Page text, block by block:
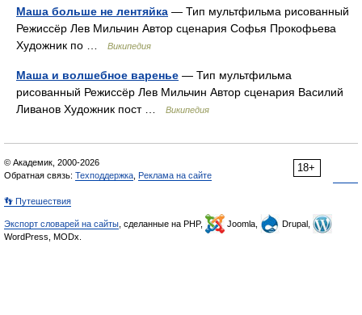
Маша больше не лентяйка — Тип мультфильма рисованный
Режиссёр Лев Мильчин Автор сценария Софья Прокофьева
Художник по …
Википедия
Маша и волшебное варенье — Тип мультфильма
рисованный Режиссёр Лев Мильчин Автор сценария Василий
Ливанов Художник пост …
Википедия
18+
© Академик, 2000-2026
Обратная связь: Техподдержка Реклама на сайте
👣 Путешествия
Экспорт словарей на сайты , сделанные на PHP, Joomla,
Drupal,
WordPress, MODx.